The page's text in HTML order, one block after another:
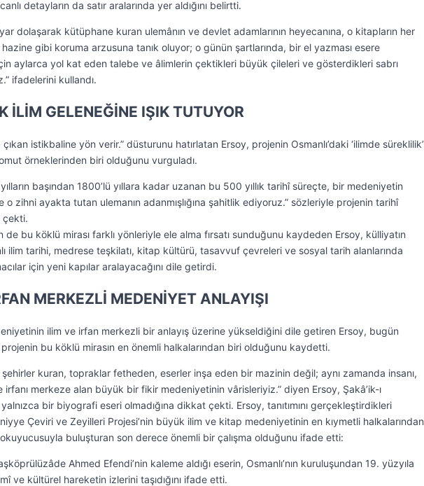
detayların da satır aralarında yer aldığını belirtti.
dolaşarak kütüphane kuran ulemânın ve devlet adamlarının heyecanına, o kitapların her
hazine gibi koruma arzusuna tanık oluyor; o günün şartlarında, bir el yazması esere
aylarca yol kat eden talebe ve âlimlerin çektikleri büyük çileleri ve gösterdikleri sabrı
ifadelerini kullandı.
İLİM GELENEĞİNE IŞIK TUTUYOR
istikbaline yön verir.” düsturunu hatırlatan Ersoy, projenin Osmanlı’daki ‘ilimde süreklilik’
örneklerinden biri olduğunu vurguladı.
yılların başından 1800’lü yıllara kadar uzanan bu 500 yıllık tarihî süreçte, bir medeniyetin
o zihni ayakta tutan ulemanın adanmışlığına şahitlik ediyoruz.” sözleriyle projenin tarihî
çekti.
de bu köklü mirası farklı yönleriyle ele alma fırsatı sunduğunu kaydeden Ersoy, külliyatın
ilim tarihi, medrese teşkilatı, kitap kültürü, tasavvuf çevreleri ve sosyal tarih alanlarında
için yeni kapılar aralayacağını dile getirdi.
MERKEZLİ MEDENİYET ANLAYIŞI
ilim ve irfan merkezli bir anlayış üzerine yükseldiğini dile getiren Ersoy, bugün
projenin bu köklü mirasın en önemli halkalarından biri olduğunu kaydetti.
şehirler kuran, topraklar fetheden, eserler inşa eden bir mazinin değil; aynı zamanda insanı,
irfanı merkeze alan büyük bir fikir medeniyetinin vârisleriyiz.” diyen Ersoy, Şakâ’ik-ı
yalnızca bir biyografi eseri olmadığına dikkat çekti. Ersoy, tanıtımını gerçekleştirdikleri
Çeviri ve Zeyilleri Projesi’nin büyük ilim ve kitap medeniyetinin en kıymetli halkalarından
buluşturan son derece önemli bir çalışma olduğunu ifade etti:
Ahmed Efendi’nin kaleme aldığı eserin, Osmanlı’nın kuruluşundan 19. yüzyıla
ve kültürel hareketin izlerini taşıdığını ifade etti.